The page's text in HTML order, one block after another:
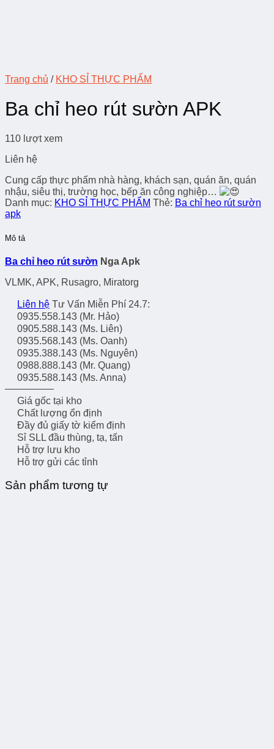
Trang chủ / KHO SỈ THỰC PHẨM
Ba chỉ heo rút sườn APK
110 lượt xem
Liên hệ
Cung cấp thực phẩm nhà hàng, khách sạn, quán ăn, quán
nhậu, siêu thị, trường học, bếp ăn công nghiệp…
Danh mục: KHO SỈ THỰC PHẨM Thẻ: Ba chỉ heo rút sườn
apk
Mô tả
Ba chỉ heo rút sườn Nga Apk
VLMK, APK, Rusagro, Miratorg
Liên hệ Tư Vấn Miễn Phí 24.7:
0935.558.143 (Mr. Hảo)
0905.588.143 (Ms. Liên)
0935.568.143 (Ms. Oanh)
0935.388.143 (Ms. Nguyên)
0988.888.143 (Mr. Quang)
0935.588.143 (Ms. Anna)
—————
Giá gốc tại kho
Chất lượng ổn định
Đầy đủ giấy tờ kiểm định
Sỉ SLL đầu thùng, tạ, tấn
Hỗ trợ lưu kho
Hỗ trợ gửi các tỉnh
Sản phẩm tương tự